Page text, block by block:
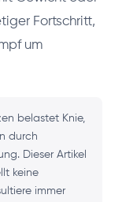
Fortschritt,
um
belastet Knie,
durch
Dieser Artikel
keine
immer